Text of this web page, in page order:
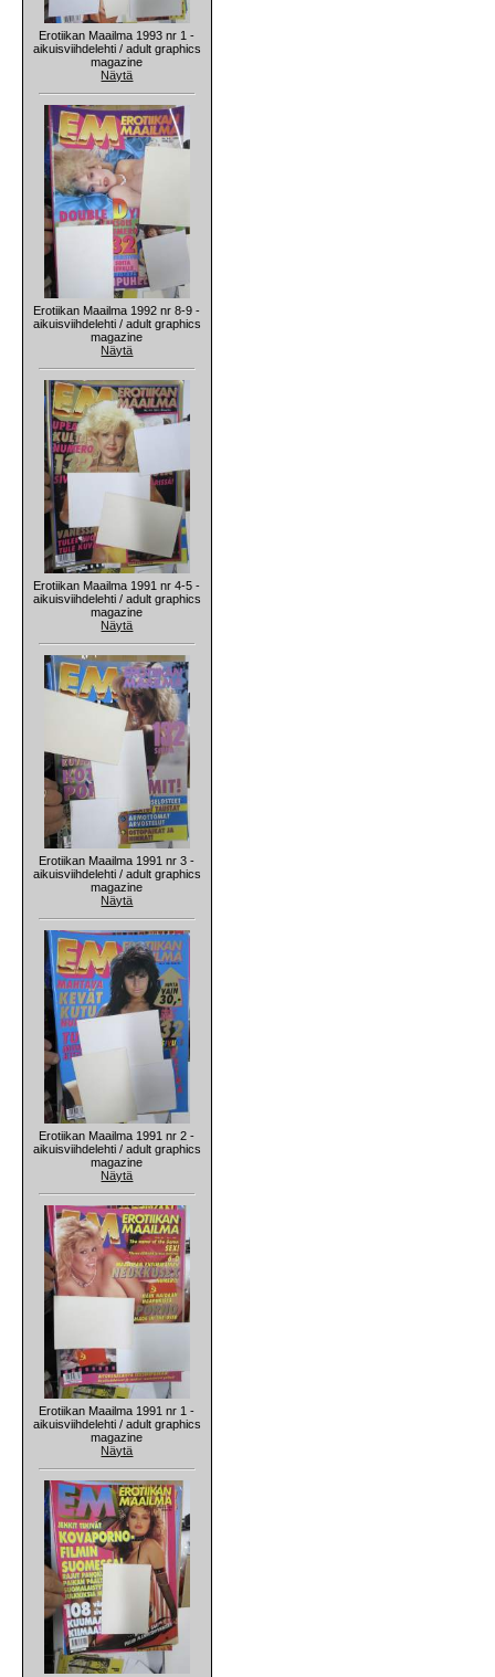
Erotiikan Maailma 1993 nr 1 -
aikuisviihdelehti / adult graphics
magazine
Näytä
Erotiikan Maailma 1992 nr 8-9 -
aikuisviihdelehti / adult graphics
magazine
Näytä
Erotiikan Maailma 1991 nr 4-5 -
aikuisviihdelehti / adult graphics
magazine
Näytä
Erotiikan Maailma 1991 nr 3 -
aikuisviihdelehti / adult graphics
magazine
Näytä
Erotiikan Maailma 1991 nr 2 -
aikuisviihdelehti / adult graphics
magazine
Näytä
Erotiikan Maailma 1991 nr 1 -
aikuisviihdelehti / adult graphics
magazine
Näytä